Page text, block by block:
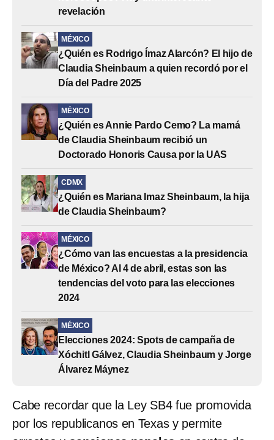
revelación
MÉXICO
¿Quién es Rodrigo Ímaz Alarcón? El hijo de
Claudia Sheinbaum a quien recordó por el
Día del Padre 2025
MÉXICO
¿Quién es Annie Pardo Cemo? La mamá
de Claudia Sheinbaum recibió un
Doctorado Honoris Causa por la UAS
CDMX
¿Quién es Mariana Imaz Sheinbaum, la hija
de Claudia Sheinbaum?
MÉXICO
¿Cómo van las encuestas a la presidencia
de México? Al 4 de abril, estas son las
tendencias del voto para las elecciones
2024
MÉXICO
Elecciones 2024: Spots de campaña de
Xóchitl Gálvez, Claudia Sheinbaum y Jorge
Álvarez Máynez
Cabe recordar que la Ley SB4 fue promovida
por los republicanos en Texas y permite